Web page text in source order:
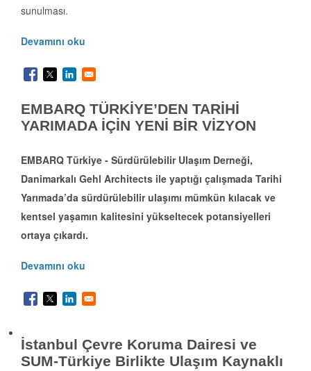
sunulması.
Devamını oku
EMBARQ TÜRKİYE’DEN TARİHİ
YARIMADA İÇİN YENİ BİR VİZYON
EMBARQ Türkiye - Sürdürülebilir Ulaşım Derneği,
Danimarkalı Gehl Architects ile yaptığı çalışmada Tarihi
Yarımada’da sürdürülebilir ulaşımı mümkün kılacak ve
kentsel yaşamın kalitesini yükseltecek potansiyelleri
ortaya çıkardı.
Devamını oku
İstanbul Çevre Koruma Dairesi ve
SUM-Türkiye Birlikte Ulaşım Kaynaklı